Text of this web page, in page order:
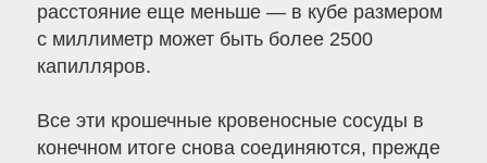
расстояние еще меньше — в кубе размером
с миллиметр может быть более 2500
капилляров.
Все эти крошечные кровеносные сосуды в
конечном итоге снова соединяются, прежде